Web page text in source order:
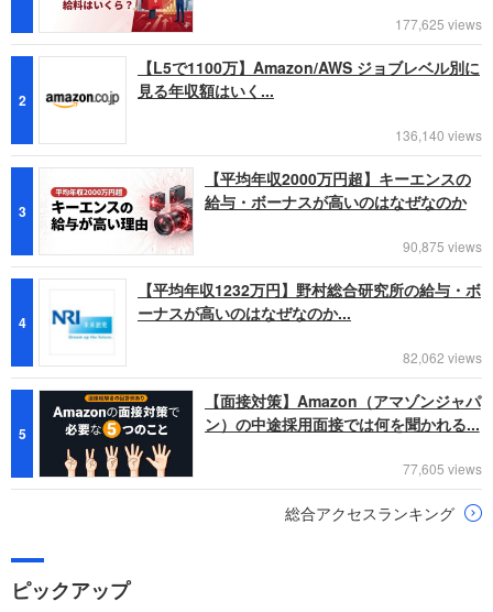
177,625 views
2
【L5で1100万】Amazon/AWS ジョブレベル別に
見る年収額はいく...
136,140 views
3
【平均年収2000万円超】キーエンスの
給与・ボーナスが高いのはなぜなのか
90,875 views
4
【平均年収1232万円】野村総合研究所の給与・ボ
ーナスが高いのはなぜなのか...
82,062 views
5
【面接対策】Amazon（アマゾンジャパ
ン）の中途採用面接では何を聞かれる...
77,605 views
総合アクセスランキング
ピックアップ